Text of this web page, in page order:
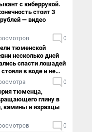
с киберрукой.
стоит 3
— видео
0
тюменской
несколько дней
спасти лошадей
в воде и не
уходить
0
тюменца,
глину в
камины и изразцы
0